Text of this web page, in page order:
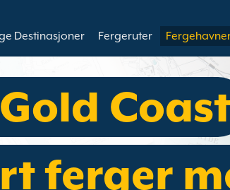
Destinasjoner Fergeruter
Coast
ferger